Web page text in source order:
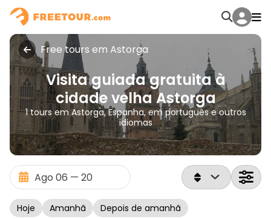
Free tours em Astorga
Visita guiada gratuita à
cidade velha Astorga
1 tours em Astorga, Espanha, em português e outros
idiomas
Hoje Amanhã Depois de amanhã